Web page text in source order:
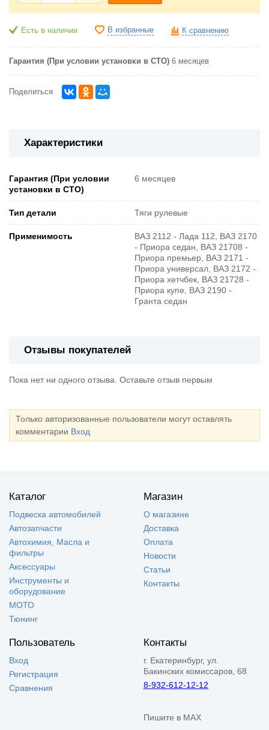
Есть в наличии В избранные К сравнению
Гарантия (При условии установки в СТО) 6 месяцев
Поделиться
Характеристики
Гарантия (При условии
установки в СТО)
6 месяцев
Тип детали Тяги рулевые
Применимость
ВАЗ 2112 - Лада 112, ВАЗ 2170
- Приора седан, ВАЗ 21708 -
Приора премьер, ВАЗ 2171 -
Приора универсал, ВАЗ 2172 -
Приора хетчбек, ВАЗ 21728 -
Приора купе, ВАЗ 2190 -
Гранта седан
Отзывы покупателей
Пока нет ни одного отзыва. Оставьте отзыв первым
Только авторизованные пользователи могут оставлять
комментарии Вход
Каталог
Подвеска автомобилей
Автозапчасти
Автохимия, Масла и
фильтры
Аксессуары
Инструменты и
оборудование
МОТО
Тюнинг
Магазин
О магазине
Доставка
Оплата
Новости
Статьи
Контакты
Пользователь
Вход
Регистрация
Сравнения
Контакты
г. Екатеринбург, ул.
Бакинских комиссаров, 68
8-932-612-12-12
Пишите в MAX